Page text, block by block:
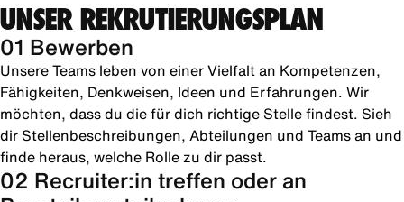
UNSER REKRUTIERUNGSPLAN
01 Bewerben
Unsere Teams leben von einer Vielfalt an Kompetenzen,
Fähigkeiten, Denkweisen, Ideen und Erfahrungen. Wir
möchten, dass du die für dich richtige Stelle findest. Sieh
dir Stellenbeschreibungen, Abteilungen und Teams an und
finde heraus, welche Rolle zu dir passt.
02 Recruiter:in treffen oder an